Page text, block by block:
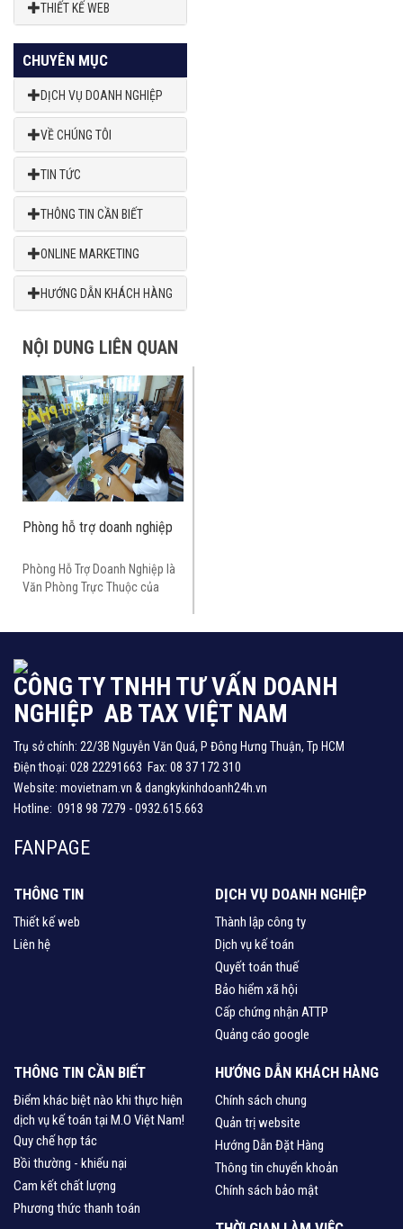
THIẾT KẾ WEB
CHUYÊN MỤC
DỊCH VỤ DOANH NGHIỆP
VỀ CHÚNG TÔI
TIN TỨC
THÔNG TIN CẦN BIẾT
ONLINE MARKETING
HƯỚNG DẪN KHÁCH HÀNG
NỘI DUNG LIÊN QUAN
Phòng hỗ trợ doanh nghiệp
Phòng Hỗ Trợ Doanh Nghiệp là
Văn Phòng Trực Thuộc của
doanh nghiệp
CÔNG TY TNHH TƯ VẤN DOANH
NGHIỆP AB TAX VIỆT NAM
Trụ sở chính: 22/3B Nguyễn Văn Quá, P Đông Hưng Thuận, Tp HCM
Điện thoại: 028 22291663 Fax: 08 37 172 310
Website: movietnam.vn & dangkykinhdoanh24h.vn
Hotline: 0918 98 7279 - 0932.615.663
FANPAGE
THÔNG TIN
Thiết kế web
Liên hệ
DỊCH VỤ DOANH NGHIỆP
Thành lập công ty
Dịch vụ kế toán
Quyết toán thuế
Bảo hiểm xã hội
Cấp chứng nhận ATTP
Quảng cáo google
THÔNG TIN CẦN BIẾT
Điểm khác biệt nào khi thực hiện
dịch vụ kế toán tại M.O Việt Nam!
Quy chế hợp tác
Bồi thường - khiếu nại
Cam kết chất lượng
Phương thức thanh toán
HƯỚNG DẪN KHÁCH HÀNG
Chính sách chung
Quản trị website
Hướng Dẫn Đặt Hàng
Thông tin chuyển khoản
Chính sách bảo mật